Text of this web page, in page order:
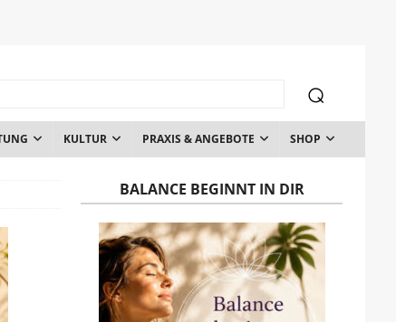
KULTUR PRAXIS & ANGEBOTE SHOP
BALANCE BEGINNT IN DIR